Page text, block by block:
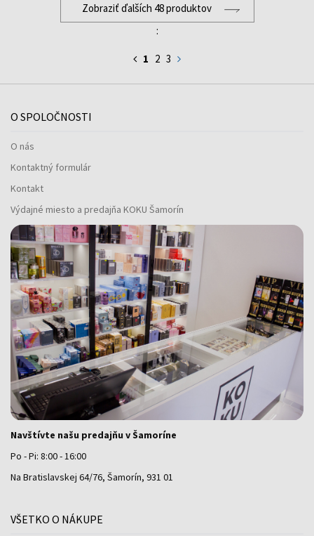
Zobraziť ďalších 48 produktov
:
1 2 3
O SPOLOČNOSTI
O nás
Kontaktný formulár
Kontakt
Výdajné miesto a predajňa KOKU Šamorín
Navštívte našu predajňu v Šamoríne
Po - Pi: 8:00 - 16:00
Na Bratislavskej 64/76, Šamorín, 931 01
VŠETKO O NÁKUPE